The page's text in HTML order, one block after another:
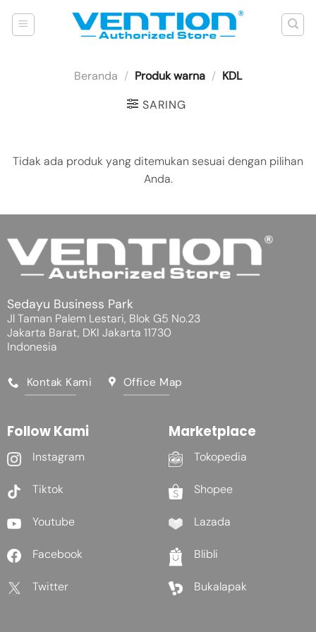
Beranda / Produk warna / KDL
SARING
Tidak ada produk yang ditemukan sesuai dengan pilihan
Anda.
Sedayu Business Park
Jl Taman Palem Lestari, Blok G5 No.23
Jakarta Barat, DKI Jakarta 11730
Indonesia
Kontak Kami Office Map
Follow Kami
Instagram
Tiktok
Youtube
Facebook
Twitter
Marketplace
Tokopedia
Shopee
Lazada
Blibli
Bukalapak